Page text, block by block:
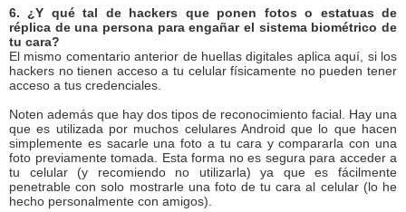
6. ¿Y qué tal de hackers que ponen fotos o estatuas de
réplica de una persona para engañar el sistema biométrico de
tu cara?
El mismo comentario anterior de huellas digitales aplica aquí, si los
hackers no tienen acceso a tu celular físicamente no pueden tener
acceso a tus credenciales.
Noten además que hay dos tipos de reconocimiento facial. Hay una
que es utilizada por muchos celulares Android que lo que hacen
simplemente es sacarle una foto a tu cara y compararla con una
foto previamente tomada. Esta forma no es segura para acceder a
tu celular (y recomiendo no utilizarla) ya que es fácilmente
penetrable con solo mostrarle una foto de tu cara al celular (lo he
hecho personalmente con amigos).